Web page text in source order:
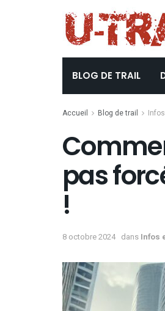
BLOG DE TRAIL
Accueil Blog de trail
pas
!
8 octobre 2024 dans Infos